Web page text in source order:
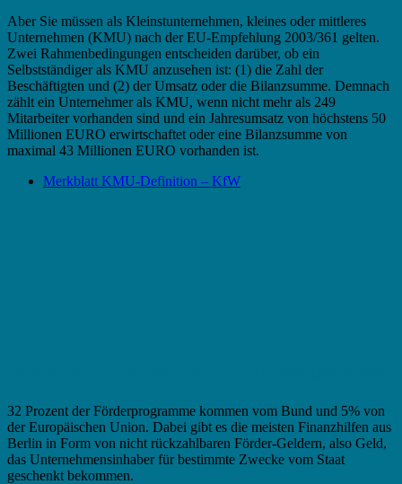
Aber Sie müssen als Kleinstunternehmen, kleines oder mittleres
Unternehmen (KMU) nach der EU-Empfehlung 2003/361 gelten.
Zwei Rahmenbedingungen entscheiden darüber, ob ein
Selbstständiger als KMU anzusehen ist: (1) die Zahl der
Beschäftigten und (2) der Umsatz oder die Bilanzsumme. Demnach
zählt ein Unternehmer als KMU, wenn nicht mehr als 249
Mitarbeiter vorhanden sind und ein Jahresumsatz von höchstens 50
Millionen EURO erwirtschaftet oder eine Bilanzsumme von
maximal 43 Millionen EURO vorhanden ist.
Merkblatt KMU-Definition – KfW
32 Prozent der Förderprogramme kommen vom Bund und 5% von
der Europäischen Union. Dabei gibt es die meisten Finanzhilfen aus
Berlin in Form von nicht rückzahlbaren Förder-Geldern, also Geld,
das Unternehmensinhaber für bestimmte Zwecke vom Staat
geschenkt bekommen.